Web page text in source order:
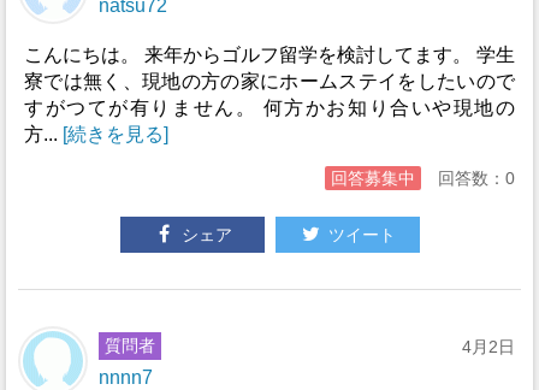
natsu72
こんにちは。 来年からゴルフ留学を検討してます。 学生
寮では無く、現地の方の家にホームステイをしたいので
すがつてが有りません。 何方かお知り合いや現地の
方... [続きを見る]
回答募集中 回答数：0
シェア ツイート
質問者
nnnn7
4月2日